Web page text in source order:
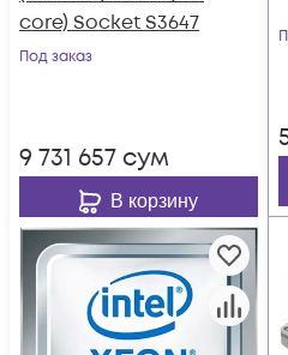
core) Socket S3647
Под заказ
9 731 657 сум
В корзину